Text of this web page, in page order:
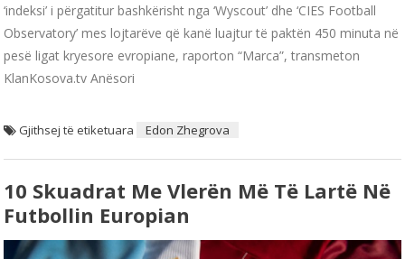
‘indeksi’ i përgatitur bashkërisht nga ‘Wyscout’ dhe ‘CIES Football
Observatory’ mes lojtarëve që kanë luajtur të paktën 450 minuta në
pesë ligat kryesore evropiane, raporton “Marca”, transmeton
KlanKosova.tv Anësori
Gjithsej të etiketuara Edon Zhegrova
10 Skuadrat Me Vlerën Më Të Lartë Në
Futbollin Europian